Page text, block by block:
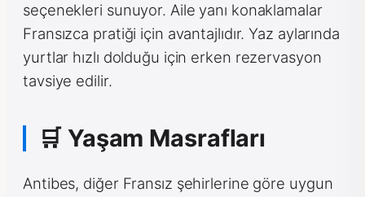
seçenekleri sunuyor. Aile yanı konaklamalar
Fransızca pratiği için avantajlıdır. Yaz aylarında
yurtlar hızlı dolduğu için erken rezervasyon
tavsiye edilir.
🛒 Yaşam Masrafları
Antibes, diğer Fransız şehirlerine göre uygun